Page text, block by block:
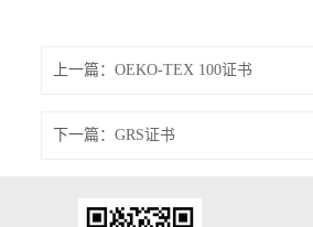
上一篇：OEKO-TEX 100证书
下一篇：GRS证书